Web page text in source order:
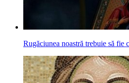
Rugăciunea noastră trebuie să fie